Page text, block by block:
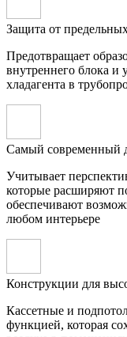
Защита от
Предотвращает
внутреннего блока и
хладагента в
Самый современный
Учитывает
которые расширяют
обеспечивают
любом интерьере
Конструкции для
Кассетные и
функцией, которая